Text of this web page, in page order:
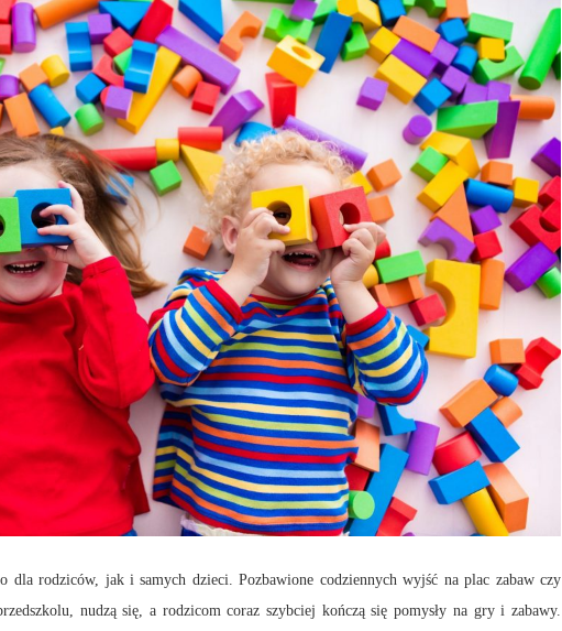
dla rodziców, jak i samych dzieci. Pozbawione codziennych wyjść na plac zabaw czy
nudzą się, a rodzicom coraz szybciej kończą się pomysły na gry i zabawy.